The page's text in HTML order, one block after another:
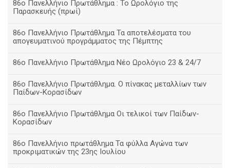
86ο Πανελλήνιο Πρωτάθλημα : Το Ωρολόγιο της
Παρασκευής (πρωί)
86ο Πανελλήνιο Πρωτάθλημα Τα αποτελέσματα του
απογευματινού προγράμματος της Πέμπτης
86ο Πανελλήνιο Πρωτάθλημα Νέο Ωρολόγιο 23 & 24/7
86ο Πανελλήνιο Πρωτάθλημα. Ο πίνακας μεταλλίων των
Παίδων-Κορασίδων
86ο Πανελλήνιο Πρωτάθλημα Οι τελικοί των Παίδων-
Κορασίδων
86ο Πανελλήνιο πρωτάθλημα Τα φύλλα Αγώνα των
προκριματικών της 23ης Ιουλίου